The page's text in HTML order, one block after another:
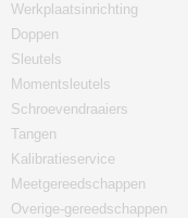
Werkplaatsinrichting
Doppen
Sleutels
Momentsleutels
Schroevendraaiers
Tangen
Kalibratieservice
Meetgereedschappen
Overige-gereedschappen